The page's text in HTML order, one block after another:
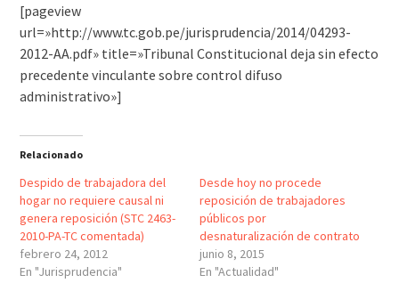
[pageview
url=»http://www.tc.gob.pe/jurisprudencia/2014/04293-
2012-AA.pdf» title=»Tribunal Constitucional deja sin efecto
precedente vinculante sobre control difuso
administrativo»]
Relacionado
Despido de trabajadora del
hogar no requiere causal ni
genera reposición (STC 2463-
2010-PA-TC comentada)
febrero 24, 2012
En "Jurisprudencia"
Desde hoy no procede
reposición de trabajadores
públicos por
desnaturalización de contrato
junio 8, 2015
En "Actualidad"